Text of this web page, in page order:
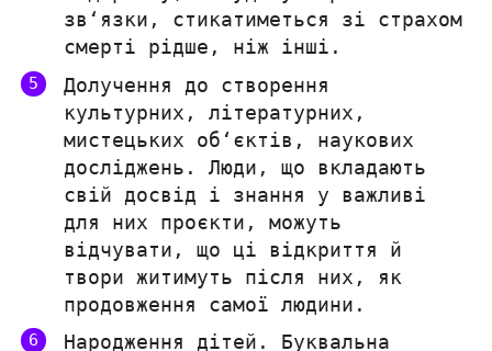
зв‘язки, стикатиметься зі страхом
смерті рідше, ніж інші.
Долучення до створення
культурних, літературних,
мистецьких об‘єктів, наукових
досліджень. Люди, що вкладають
свій досвід і знання у важливі
для них проєкти, можуть
відчувати, що ці відкриття й
твори житимуть після них, як
продовження самої людини.
Народження дітей. Буквальна